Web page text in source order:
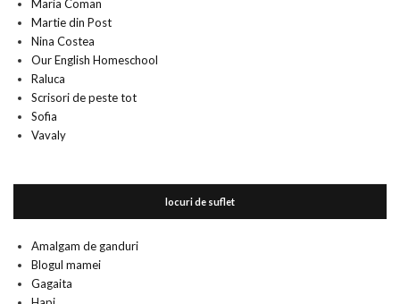
Maria Coman
Martie din Post
Nina Costea
Our English Homeschool
Raluca
Scrisori de peste tot
Sofia
Vavaly
locuri de suflet
Amalgam de ganduri
Blogul mamei
Gagaita